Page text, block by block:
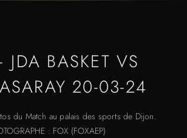
JDA BASKET VS
20-03-24
du Match au palais des sports de Dijon.
: FOX (FOXAEP)